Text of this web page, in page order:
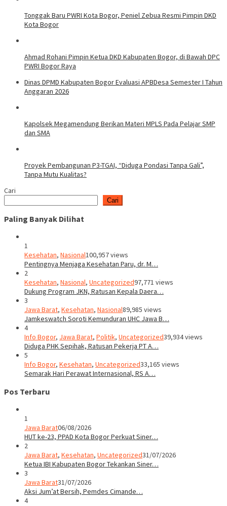
Tonggak Baru PWRI Kota Bogor, Peniel Zebua Resmi Pimpin DKD
Kota Bogor
Ahmad Rohani Pimpin Ketua DKD Kabupaten Bogor, di Bawah DPC
PWRI Bogor Raya
Dinas DPMD Kabupaten Bogor Evaluasi APBDesa Semester I Tahun
Anggaran 2026
Kapolsek Megamendung Berikan Materi MPLS Pada Pelajar SMP
dan SMA
Proyek Pembangunan P3-TGAI, “Diduga Pondasi Tanpa Gali”,
Tanpa Mutu Kualitas?
Cari
Cari
Paling Banyak Dilihat
1
Kesehatan, Nasional100,957 views
Pentingnya Menjaga Kesehatan Paru, dr. M…
2
Kesehatan, Nasional, Uncategorized97,771 views
Dukung Program JKN, Ratusan Kepala Daera…
3
Jawa Barat, Kesehatan, Nasional89,985 views
Jamkeswatch Soroti Kemunduran UHC Jawa B…
4
Info Bogor, Jawa Barat, Politik, Uncategorized39,934 views
Diduga PHK Sepihak, Ratusan Pekerja PT A…
5
Info Bogor, Kesehatan, Uncategorized33,165 views
Semarak Hari Perawat Internasional, RS A…
Pos Terbaru
1
Jawa Barat06/08/2026
HUT ke-23, PPAD Kota Bogor Perkuat Siner…
2
Jawa Barat, Kesehatan, Uncategorized31/07/2026
Ketua IBI Kabupaten Bogor Tekankan Siner…
3
Jawa Barat31/07/2026
Aksi Jum’at Bersih, Pemdes Cimande…
4